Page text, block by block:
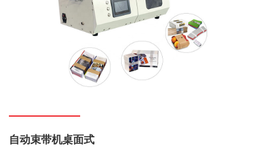
自动束带机桌面式